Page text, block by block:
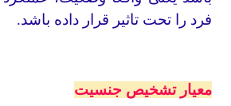
فرد را تحت تاثیر قرار داده باشد.
معیار تشخیص جنسیت